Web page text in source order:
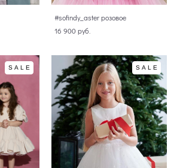
#sofindy_aster розовое
16 900 pуб.
SALE SALE